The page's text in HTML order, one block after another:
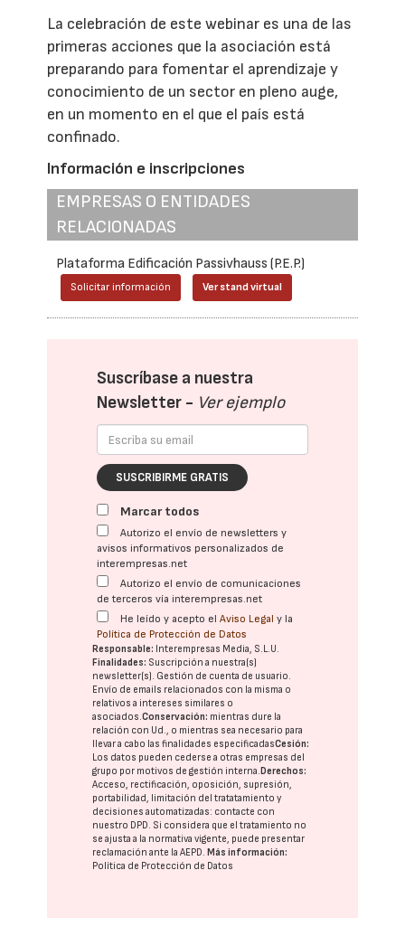
La celebración de este webinar es una de las
primeras acciones que la asociación está
preparando para fomentar el aprendizaje y
conocimiento de un sector en pleno auge,
en un momento en el que el país está
confinado.
Información e inscripciones
EMPRESAS O ENTIDADES
RELACIONADAS
Plataforma Edificación Passivhauss (P.E.P.)
Solicitar información Ver stand virtual
Suscríbase a nuestra
Newsletter - Ver ejemplo
SUSCRIBIRME GRATIS
Marcar todos
Autorizo el envío de newsletters y
avisos informativos personalizados de
interempresas.net
Autorizo el envío de comunicaciones
de terceros vía interempresas.net
He leído y acepto elAviso Legal y la
Política de Protección de Datos
Responsable: Interempresas Media, S.L.U.
Finalidades: Suscripción a nuestra(s)
newsletter(s). Gestión de cuenta de usuario.
Envío de emails relacionados con la misma o
relativos a intereses similares o
asociados.Conservación: mientras dure la
relación con Ud., o mientras sea necesario para
llevar a cabo las finalidades especificadasCesión:
Los datos pueden cederse a otras empresas del
grupo por motivos de gestión interna. Derechos:
Acceso, rectificación, oposición, supresión,
portabilidad, limitación del tratatamiento y
decisiones automatizadas: contacte con
nuestro DPD. Si considera que el tratamiento no
se ajusta a la normativa vigente, puede presentar
reclamación ante laAEPD. Más información:
Política de Protección de Datos